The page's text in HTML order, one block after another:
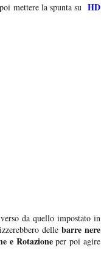
mettere la spunta suHD
da quello impostato in
delle barre nere
e Rotazioneper poi agire